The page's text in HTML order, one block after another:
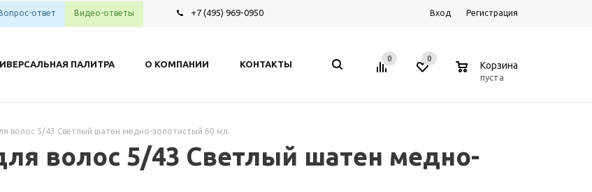
ответ Видео-ответы +7 (495) 969-0950 Вход Регистрация
ПАЛИТРА О КОМПАНИИ КОНТАКТЫ
0 0
Корзина
пуста
волос 5/43 Светлый шатен медно-золотистый 60 мл.
волос 5/43 Светлый шатен медно-